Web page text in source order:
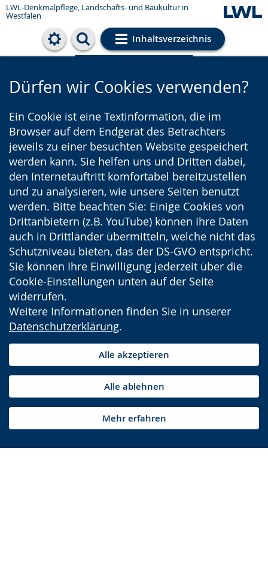
LWL-Denkmalpflege, Landschafts- und Baukultur in
Westfalen
Inhaltsverzeichnis
Cookie-Einstellungen
Dürfen wir Cookies verwenden?
Ein Cookie ist eine Textinformation, die im
Browser auf dem Endgerät des Betrachters
jeweils zu einer besuchten Website gespeichert
werden kann. Sie helfen uns und Dritten dabei,
den Internetauftritt komfortabel bereitzustellen
und zu analysieren, wie unsere Seiten benutzt
werden. Bitte beachten Sie: Einige Cookies von
Drittanbietern (z.B. YouTube) können Ihre Daten
auch in Drittländer übermitteln, welche nicht das
Schutzniveau bieten, das der DS-GVO entspricht.
Sie können Ihre Einwilligung jederzeit über die
Cookie-Einstellungen unten auf der Seite
widerrufen.
Weitere Informationen finden Sie in unserer
Datenschutzerklärung.
Alle akzeptieren
Alle ablehnen
Mehr erfahren